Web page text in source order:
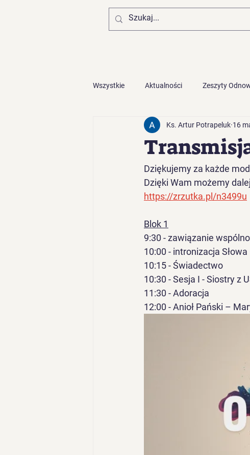
Wszystkie Aktualności Zeszyty
Zaproszenia z diecezjiKs. Artur Potrapeluk 16
Dziękujemy za każde
Dzięki Wam możemy
https://zrzutka.pl/n3499u
Blok 1
9:30 - zawiązanie
10:00 - intronizacja
10:15 - Świadectwo
10:30 - Sesja I - Siostry z
11:30 - Adoracja
12:00 - Anioł Pański –